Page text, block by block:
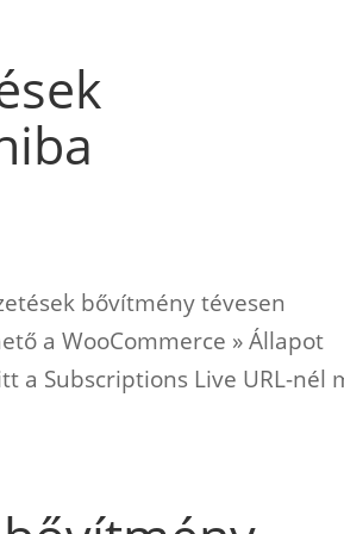
bővítmény tévesen
a WooCommerce » Állapot
a Subscriptions Live URL-nél